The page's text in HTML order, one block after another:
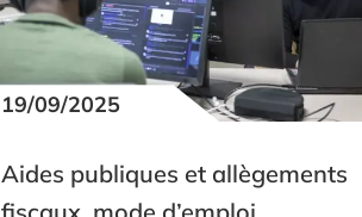
19/09/2025
Aides publiques et allègements